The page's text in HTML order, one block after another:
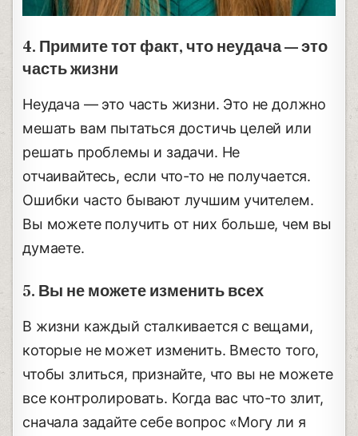
4. Примите тот факт, что неудача — это
часть жизни
Неудача — это часть жизни. Это не должно
мешать вам пытаться достичь целей или
решать проблемы и задачи. Не
отчаивайтесь, если что-то не получается.
Ошибки часто бывают лучшим учителем.
Вы можете получить от них больше, чем вы
думаете.
5. Вы не можете изменить всех
В жизни каждый сталкивается с вещами,
которые не может изменить. Вместо того,
чтобы злиться, признайте, что вы не можете
все контролировать. Когда вас что-то злит,
сначала задайте себе вопрос «Могу ли я